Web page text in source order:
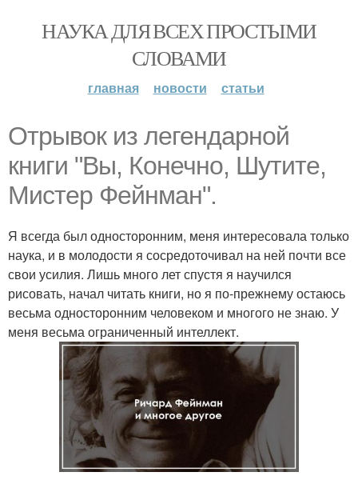
НАУКА ДЛЯ ВСЕХ ПРОСТЫМИ
СЛОВАМИ
главная новости статьи
Отрывок из легендарной
книги "Вы, Конечно, Шутите,
Мистер Фейнман".
Я всегда был односторонним, меня интересовала только
наука, и в молодости я сосредоточивал на ней почти все
свои усилия. Лишь много лет спустя я научился
рисовать, начал читать книги, но я по-прежнему остаюсь
весьма односторонним человеком и многого не знаю. У
меня весьма ограниченный интеллект.